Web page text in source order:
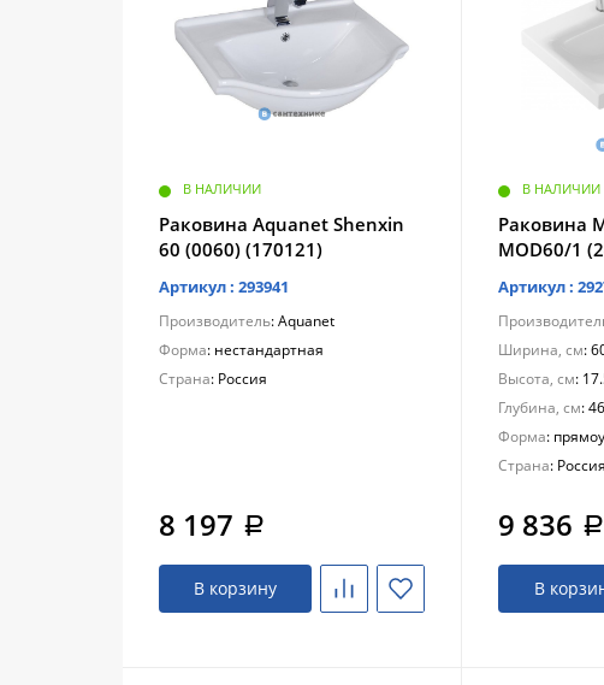
В НАЛИЧИИ
Раковина Aquanet Shenxin
60 (0060) (170121)
Артикул : 293941
Производитель: Aquanet
Форма: нестандартная
Страна: Россия
8 197 a
В корзину
В НАЛИЧИИ
Раковина
MOD60/1
Артикул :
Ширина, см:
Высота, см:
Глубина, см: 46
Форма:
Страна: Россия
9 836 a
В